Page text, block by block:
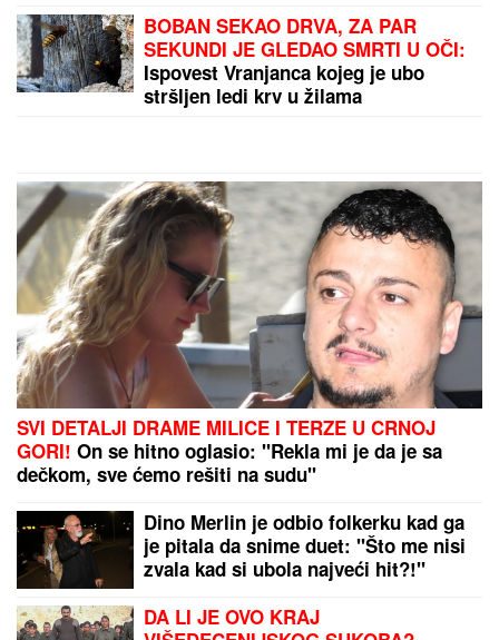
Bila je mega popularna, a onda
Nada Topčagić prekinula koncert, pa se obratila
OBEZBEĐENJU: "Ne mogu da skočim, slomiću
nogu!", evo šta se desilo